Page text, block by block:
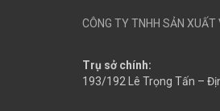
CÔNG TY TNHH SẢN XUẤT
Trụ sở chính:
193/192 Lê Trọng Tấn –